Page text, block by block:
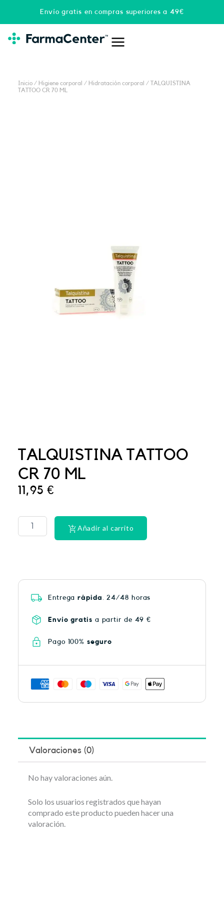
Envío gratis en compras superiores a 49€
Inicio / Higiene corporal / Hidratación corporal
/ TALQUISTINA
TATTOO CR 70 ML
TALQUISTINA TATTOO
CR 70 ML
11,95€
ULTRA
HEAT
PLUS
Añadir al carrito
Entregarápida . 24/48 horas
Envío gratis a partir de 49 €
Pago 100% seguro
Valoraciones (0)
No hay valoraciones aún.
Solo los usuarios registrados que hayan
comprado este producto pueden hacer una
valoración.